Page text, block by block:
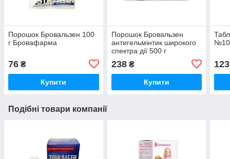
Порошок Бровальзен 100
г Бровафарма
76 ₴
Купити
Порошок Бровальзен
антигельмінтик широкого
спектра дії 500 г
238₴
Купити
123
Подібні товари компанії